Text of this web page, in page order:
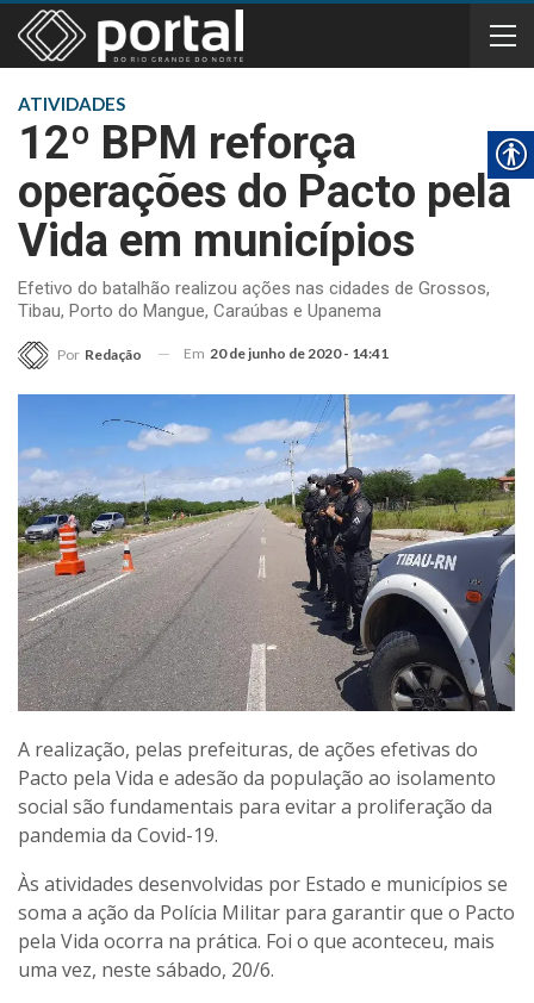
ATIVIDADES
12º BPM reforça
operações do Pacto pela
Vida em municípios
Efetivo do batalhão realizou ações nas cidades de Grossos,
Tibau, Porto do Mangue, Caraúbas e Upanema
Por Redação Em 20 de junho de 2020 - 14:41
A realização, pelas prefeituras, de ações efetivas do
Pacto pela Vida e adesão da população ao isolamento
social são fundamentais para evitar a proliferação da
pandemia da Covid-19.
Às atividades desenvolvidas por Estado e municípios se
soma a ação da Polícia Militar para garantir que o Pacto
pela Vida ocorra na prática. Foi o que aconteceu, mais
uma vez, neste sábado, 20/6.